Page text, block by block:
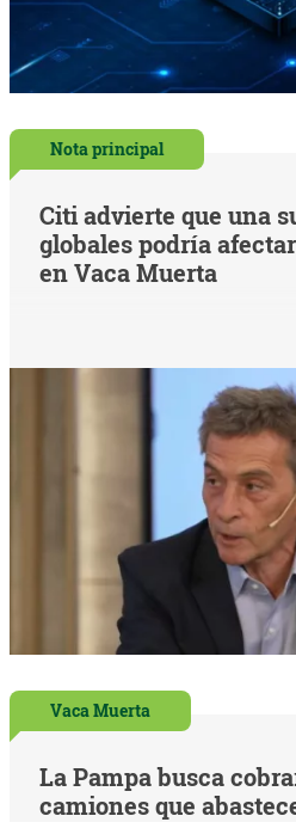
Nota principal
Citi advierte que una
globales podría
en Vaca Muerta
Vaca Muerta
La Pampa busca
camiones que